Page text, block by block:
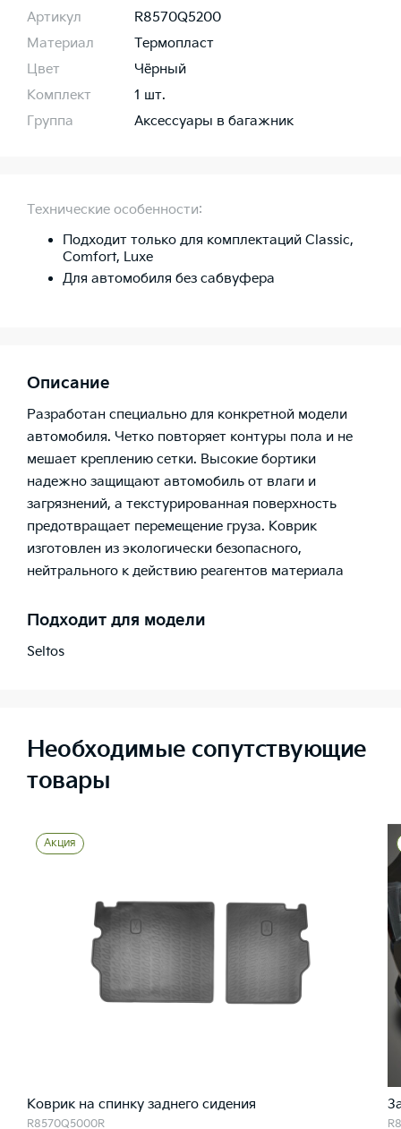
Артикул
R8570Q5200
Материал
Термопласт
Цвет
Чёрный
Комплект
1 шт.
Группа
Аксессуары в багажник
Технические особенности:
Подходит только для комплектаций Classic,
Comfort, Luxe
Для автомобиля без сабвуфера
Описание
Разработан специально для конкретной модели
автомобиля. Четко повторяет контуры пола и не
мешает креплению сетки. Высокие бортики
надежно защищают автомобиль от влаги и
загрязнений, а текстурированная поверхность
предотвращает перемещение груза. Коврик
изготовлен из экологически безопасного,
нейтрального к действию реагентов материала
Подходит для модели
Seltos
Необходимые сопутствующие
товары
Акция
Коврик на спинку заднего сидения
R8570Q5000R